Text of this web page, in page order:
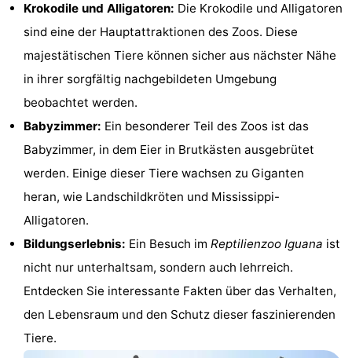
Spielplätze
Indoor-
Spielplätze
Bowling
Wellness-
Zentren
Dörfer
Städte
Natur
Führungen
Sport
Schwimmbader
Radfahren
Krokodile und Alligatoren: Die Krokodile und Alligatoren
sind eine der Hauptattraktionen des Zoos. Diese
majestätischen Tiere können sicher aus nächster Nähe
in ihrer sorgfältig nachgebildeten Umgebung
beobachtet werden.
Babyzimmer: Ein besonderer Teil des Zoos ist das
Babyzimmer, in dem Eier in Brutkästen ausgebrütet
werden. Einige dieser Tiere wachsen zu Giganten
heran, wie Landschildkröten und Mississippi-
Alligatoren.
Bildungserlebnis: Ein Besuch im Reptilienzoo Iguana ist
nicht nur unterhaltsam, sondern auch lehrreich.
Entdecken Sie interessante Fakten über das Verhalten,
den Lebensraum und den Schutz dieser faszinierenden
Tiere.